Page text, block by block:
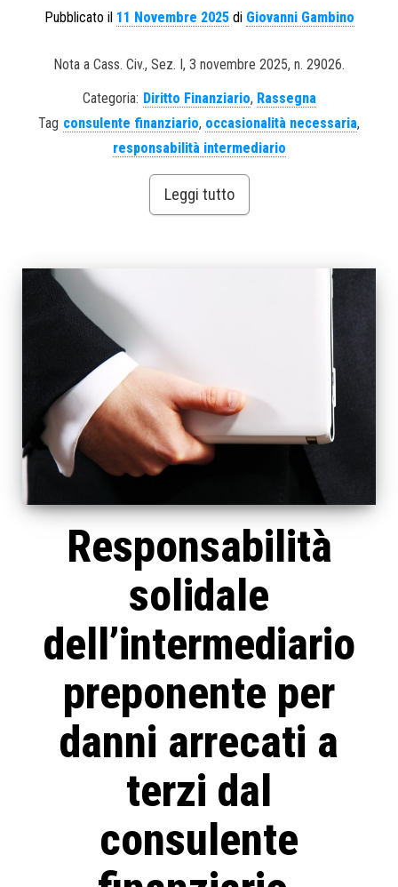
Pubblicato il 11 Novembre 2025di Giovanni Gambino
Nota a Cass. Civ., Sez. I, 3 novembre 2025, n. 29026.
Categoria: Diritto Finanziario, Rassegna
Tag consulente finanziario, occasionalità necessaria,
responsabilità intermediario
Leggi tutto
Responsabilità
solidale
dell’intermediario
preponente per
danni arrecati a
terzi dal
consulente